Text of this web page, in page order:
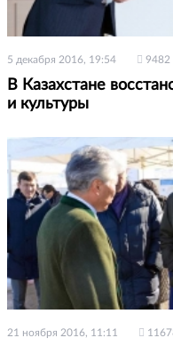
5 декабря 2016, 19:54 9482
В Казахстане
и культуры
21 ноября 2016, 11:11